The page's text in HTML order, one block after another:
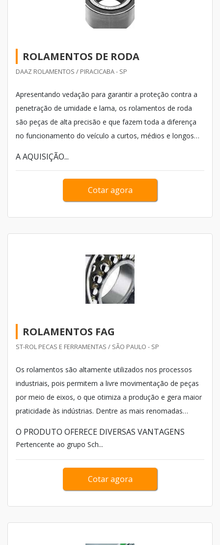
ROLAMENTOS DE RODA
DAAZ ROLAMENTOS / PIRACICABA - SP
Apresentando vedação para garantir a proteção contra a
penetração de umidade e lama, os rolamentos de roda
são peças de alta precisão e que fazem toda a diferença
no funcionamento do veículo a curtos, médios e longos
qualidade evita uma série de problemas.
A AQUISIÇÃO...
Cotar agora
ROLAMENTOS FAG
ST-ROL PECAS E FERRAMENTAS / SÃO PAULO - SP
Os rolamentos são altamente utilizados nos processos
industriais, pois permitem a livre movimentação de peças
por meio de eixos, o que otimiza a produção e gera maior
praticidade às indústrias. Dentre as mais renomadas
O PRODUTO OFERECE DIVERSAS VANTAGENS
Pertencente ao grupo Sch...
Cotar agora